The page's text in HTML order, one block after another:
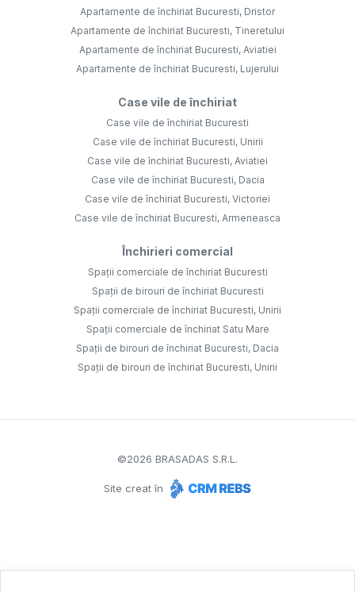
Apartamente de închiriat Bucuresti, Dristor
Apartamente de închiriat Bucuresti, Tineretului
Apartamente de închiriat Bucuresti, Aviatiei
Apartamente de închiriat Bucuresti, Lujerului
Case vile de închiriat
Case vile de închiriat Bucuresti
Case vile de închiriat Bucuresti, Unirii
Case vile de închiriat Bucuresti, Aviatiei
Case vile de închiriat Bucuresti, Dacia
Case vile de închiriat Bucuresti, Victoriei
Case vile de închiriat Bucuresti, Armeneasca
Închirieri comercial
Spații comerciale de închiriat Bucuresti
Spații de birouri de închiriat Bucuresti
Spații comerciale de închiriat Bucuresti, Unirii
Spații comerciale de închiriat Satu Mare
Spații de birouri de închiriat Bucuresti, Dacia
Spații de birouri de închiriat Bucuresti, Unirii
©2026 BRASADAS S.R.L.
Site creat în